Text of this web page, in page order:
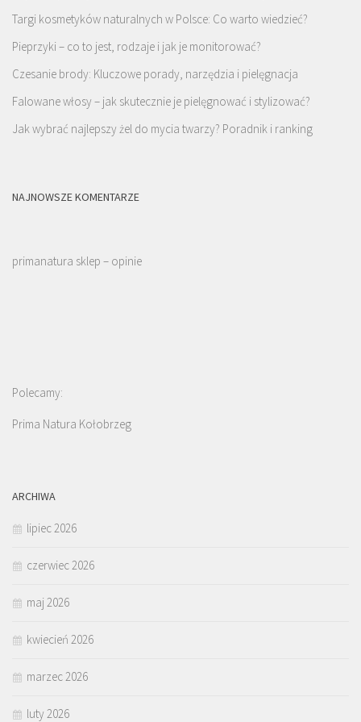
Targi kosmetyków naturalnych w Polsce: Co warto wiedzieć?
Pieprzyki – co to jest, rodzaje i jak je monitorować?
Czesanie brody: Kluczowe porady, narzędzia i pielęgnacja
Falowane włosy – jak skutecznie je pielęgnować i stylizować?
Jak wybrać najlepszy żel do mycia twarzy? Poradnik i ranking
NAJNOWSZE KOMENTARZE
primanatura sklep – opinie
Polecamy:
Prima Natura Kołobrzeg
ARCHIWA
lipiec 2026
czerwiec 2026
maj 2026
kwiecień 2026
marzec 2026
luty 2026